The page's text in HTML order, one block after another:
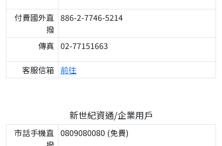
付費國外直
撥
886-2-7746-5214
傳真 02-77151663
客服信箱 前往
新世紀資通/企業用戶
市話手機直 0809080080 (免費)